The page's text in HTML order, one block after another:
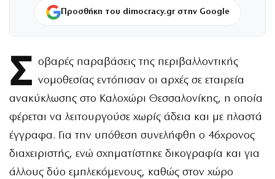
Προσθήκη του dimocracy.gr στην Google
Σ οβαρές παραβάσεις της περιβαλλοντικής
νομοθεσίας εντόπισαν οι αρχές σε εταιρεία
ανακύκλωσης στο Καλοχώρι Θεσσαλονίκης, η οποία
φέρεται να λειτουργούσε χωρίς άδεια και με πλαστά
έγγραφα. Για την υπόθεση συνελήφθη ο 46χρονος
διαχειριστής, ενώ σχηματίστηκε δικογραφία και για
άλλους δύο εμπλεκόμενους, καθώς στον χώρο